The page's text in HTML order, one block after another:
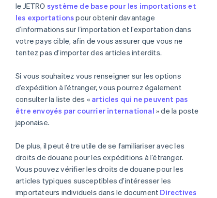
le JETRO système de base pour les importations et
les exportations pour obtenir davantage
d’informations sur l’importation et l’exportation dans
votre pays cible, afin de vous assurer que vous ne
tentez pas d’importer des articles interdits.
Si vous souhaitez vous renseigner sur les options
d’expédition à l’étranger, vous pourrez également
consulter la liste des « articles qui ne peuvent pas
être envoyés par courrier international » de la poste
japonaise.
De plus, il peut être utile de se familiariser avec les
droits de douane pour les expéditions à l’étranger.
Vous pouvez vérifier les droits de douane pour les
articles typiques susceptibles d’intéresser les
importateurs individuels dans le document Directives